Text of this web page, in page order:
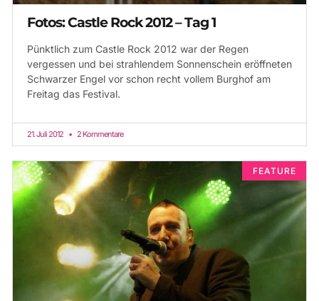
Fotos: Castle Rock 2012 – Tag 1
Pünktlich zum Castle Rock 2012 war der Regen
vergessen und bei strahlendem Sonnenschein eröffneten
Schwarzer Engel vor schon recht vollem Burghof am
Freitag das Festival.
21. Juli 2012 2 Kommentare
FEATURE